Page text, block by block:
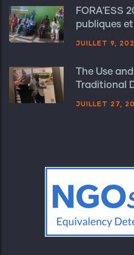
FORA'ESS
publiques
JUILLET 9,
The Use
Traditional
JUILLET 27,